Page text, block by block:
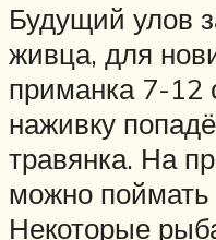
Будущий улов
живца, для
приманка 7-12
наживку
травянка. На
можно поймать
Некоторые